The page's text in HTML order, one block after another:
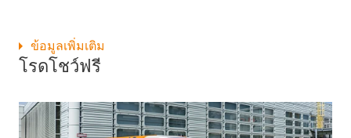
โรดโชว์ฟรี
ข้อมูลเพิ่มเติม